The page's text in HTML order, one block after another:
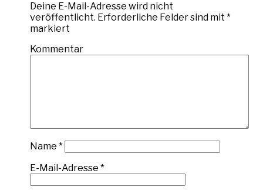
Deine E-Mail-Adresse wird nicht
veröffentlicht. Erforderliche Felder sind mit*
markiert
Kommentar
Name*
E-Mail-Adresse*